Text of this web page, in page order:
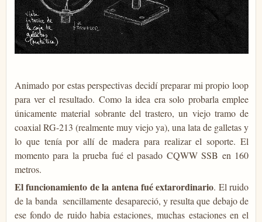
Animado por estas perspectivas decidí preparar mi propio loop
para ver el resultado. Como la idea era solo probarla emplee
únicamente material sobrante del trastero, un viejo tramo de
coaxial RG-213 (realmente muy viejo ya), una lata de galletas y
lo que tenía por allí de madera para realizar el soporte. El
momento para la prueba fué el pasado CQWW SSB en 160
metros.
El funcionamiento de la antena fué extarordinario. El ruido
de la banda sencillamente desapareció, y resulta que debajo de
ese fondo de ruido habia estaciones, muchas estaciones en el